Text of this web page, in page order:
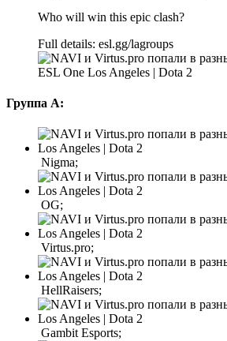
Who will win this epic clash?
Full details: esl.gg/lagroups
Группа А:
Nigma;
OG;
Virtus.pro;
HellRaisers;
Gambit Esports;